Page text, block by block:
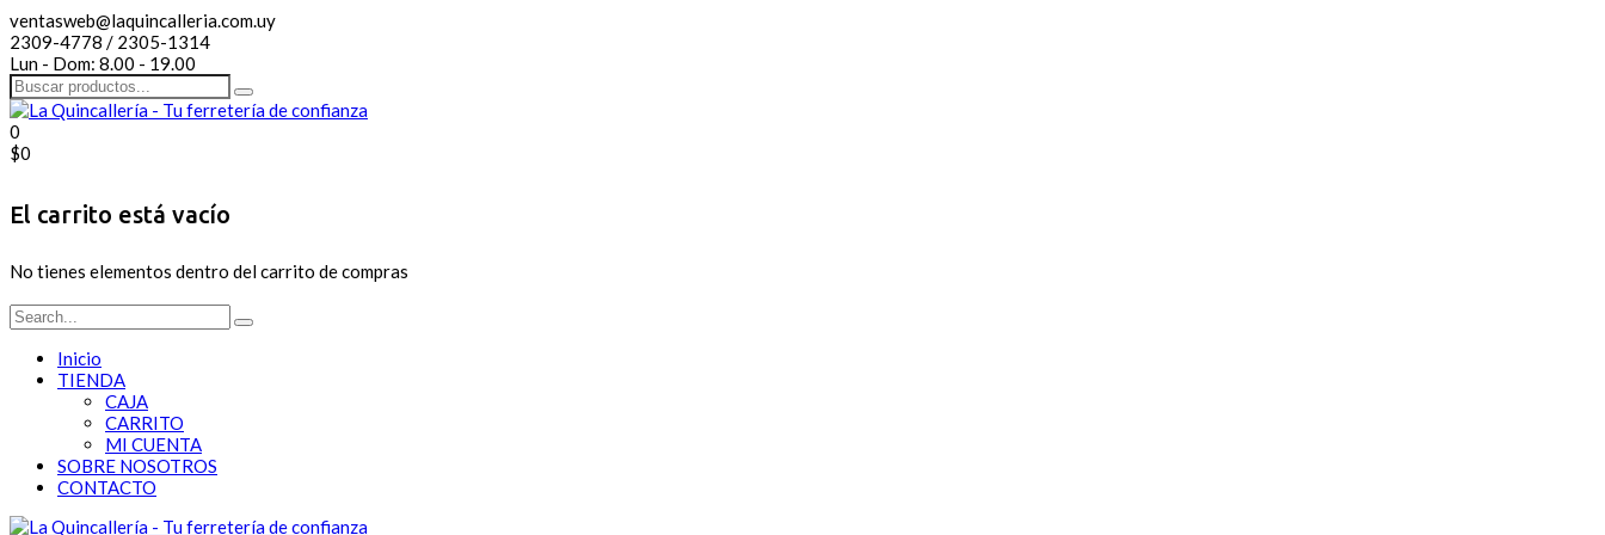
ventasweb@laquincalleria.com.uy
2309-4778 / 2305-1314
Lun - Dom: 8.00 - 19.00
0
$0
El carrito está vacío
No tienes elementos dentro del carrito de compras
Inicio
TIENDA
CAJA
CARRITO
MI CUENTA
SOBRE NOSOTROS
CONTACTO